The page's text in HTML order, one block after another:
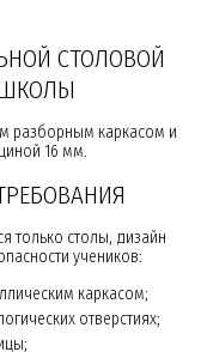
СТОЛОВОЙ
разборным каркасом и
16 мм.
только столы, дизайн
учеников:
каркасом;
отверстиях;